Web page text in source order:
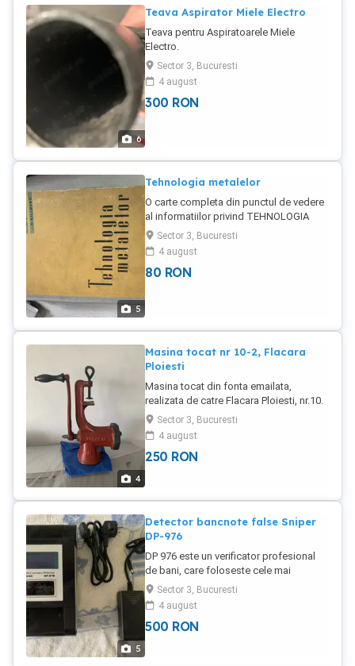
ATX Mid Tower Placa video Sapphire
Radeon RX 5500 XT PULSE 8GB GDDR6
128-bi Bluetooth, Wi-Fi Pret fix
6
Teava Aspirator Miele Electro
Teava pentru Aspiratoarele Miele
Electro.
Sector 3, Bucuresti
4 august
300 RON
5
Tehnologia metalelor
O carte completa din punctul de vedere
al informatiilor privind TEHNOLOGIA
METALELOR. Completa si cartonata.
Contine 431 pagini.
Sector 3, Bucuresti
4 august
80 RON
4
Masina tocat nr 10-2, Flacara
Ploiesti
Masina tocat din fonta emailata,
realizata de catre Flacara Ploiesti, nr.10.
Sector 3, Bucuresti
4 august
250 RON
5
Detector bancnote false Sniper
DP-976
DP 976 este un verificator profesional
de bani, care foloseste cele mai
avansate metode pentru detectia
falsurilor. Procesul de verificare este
unul complex, care foloseste ultimele
tehnologii in domeniu. Este dotat cu un
Sector 3, Bucuresti
4 august
500 RON